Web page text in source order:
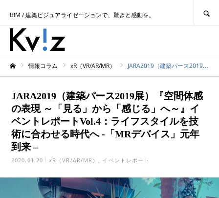
BIM / 建築ビジュアライゼーションで、驚きと感動を。
情報コラム xR（VR/AR/MR） JARA2019（建築パース2019展）『空間体感の表現 ～「見る」から「感じる」へ～』イベントレポートVol.4：ライフスタイルを技術に合わせる時代へ -「MRデバイス」元年到来 –
JARA2019（建築パース2019展）『空間体感
の表現 ～「見る」から「感じる」へ～』イ
ベントレポートVol.4：ライフスタイルを技
術に合わせる時代へ -「MRデバイス」元年
到来 –
2020.01.20 xR（VR/AR/MR） イベントレポート